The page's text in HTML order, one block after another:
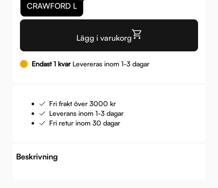
CRAWFORD L
Lägg i varukorg
Endast 1 kvarLevereras inom 1-3 dagar
Fri frakt över 3000 kr
Leverans inom 1-3 dagar
Fri retur inom 30 dagar
Beskrivning